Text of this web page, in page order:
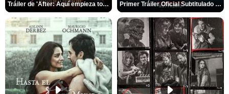
Tráiler de 'After: Aquí empieza todo' Primer Tráiler Oficial Subtitulado de 'La Noche Del Demonio: Están Entre Nosotros'